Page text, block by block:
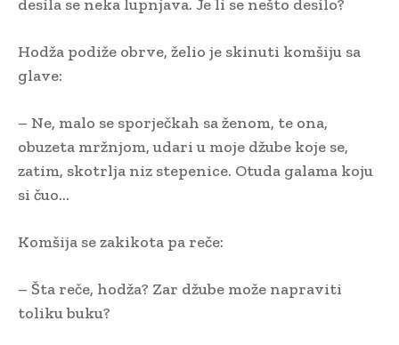
desila se neka lupnjava. Je li se nešto desilo?
Hodža podiže obrve, želio je skinuti komšiju sa
glave:
– Ne, malo se sporječkah sa ženom, te ona,
obuzeta mržnjom, udari u moje džube koje se,
zatim, skotrlja niz stepenice. Otuda galama koju
si čuo…
Komšija se zakikota pa reče:
– Šta reče, hodža? Zar džube može napraviti
toliku buku?